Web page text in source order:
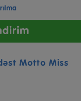
Motto Miss